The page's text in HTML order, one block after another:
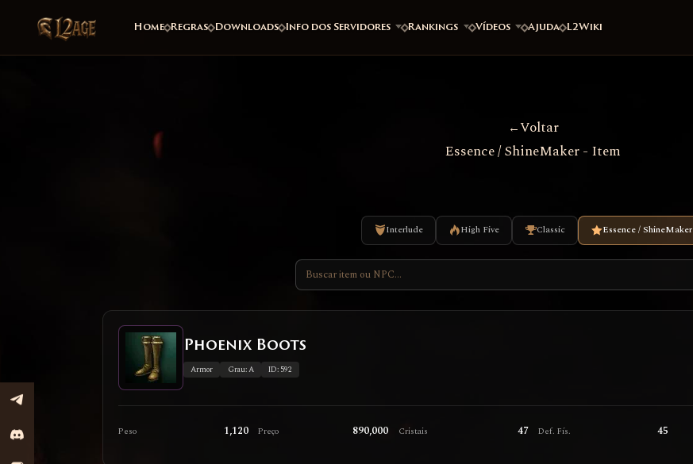
Home Regras Downloads Info dos Servidores Rankings Vídeos Ajuda L2Wiki
Voltar
Essence / ShineMaker - Item
Interlude High Five Classic Essence / ShineMaker
Phoenix Boots
Armor Grau: A ID: 592
Peso 1,120 Preço 890,000 Cristais 47 Def. Fís. 45